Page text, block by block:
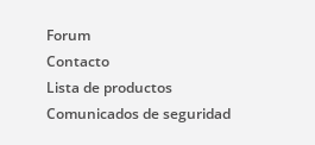
Forum
Contacto
Lista de productos
Comunicados de seguridad